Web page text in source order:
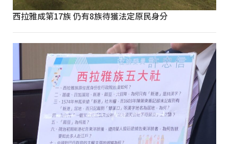
西拉雅成第17族 仍有8族待獲法定原民身分